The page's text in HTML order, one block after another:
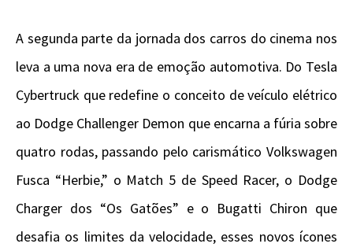
A segunda parte da jornada dos carros do cinema nos
leva a uma nova era de emoção automotiva. Do Tesla
Cybertruck que redefine o conceito de veículo elétrico
ao Dodge Challenger Demon que encarna a fúria sobre
quatro rodas, passando pelo carismático Volkswagen
Fusca “Herbie,” o Match 5 de Speed Racer, o Dodge
Charger dos “Os Gatões” e o Bugatti Chiron que
desafia os limites da velocidade, esses novos ícones